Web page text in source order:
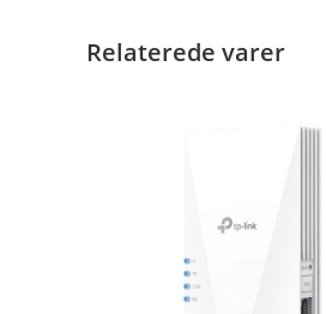
Relaterede varer